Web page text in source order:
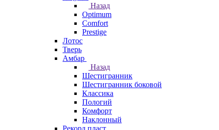
Назад
Optimum
Comfort
Prestige
Лотос
Тверь
Амбар
Назад
Шестигранник
Шестигранник боковой
Классика
Пологий
Комфорт
Наклонный
Рекорд пласт